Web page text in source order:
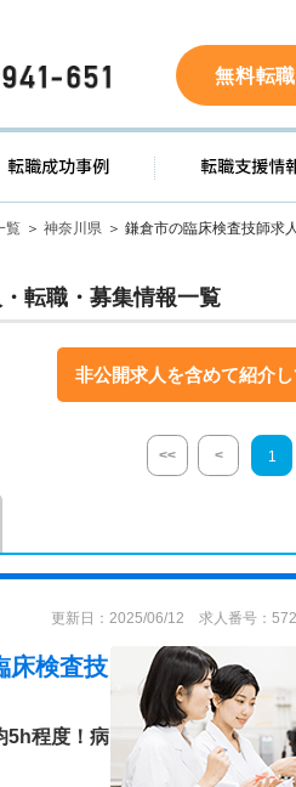
0120-941-651 無料転
索 転職成功事例
覧 神奈川県 鎌倉市の臨床検査技師求
転職・募集情報一覧
非公開求人を含めて紹介し
<< < 1
更新日：2025/06/12 求人番号：
床検査技
5h程度！病